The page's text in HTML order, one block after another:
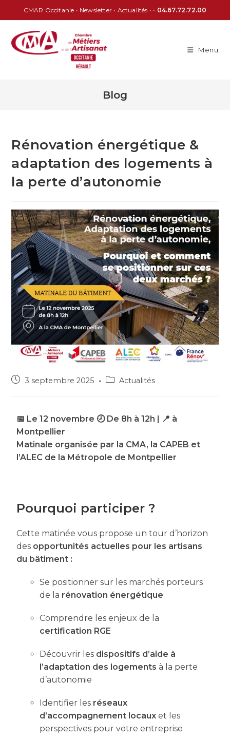
CMAR Occitanie • Newsletter • Actualités • • 04.67.72.72.00
Menu
Blog
Rénovation énergétique &
adaptation des logements à
la perte d’autonomie
3 septembre 2025 Actualités
📅 Le 12 novembre 🕗 De 8h à 12h | 📍 à
Montpellier
Matinale organisée par la CMA, la CAPEB et
l’ALEC de la Métropole de Montpellier
Pourquoi participer ?
Cette matinée vous propose un tour d’horizon
des opportunités actuelles pour les artisans
du bâtiment :
Se positionner sur les marchés porteurs
de la rénovation énergétique
Comprendre les enjeux de la
certification RGE
Découvrir les dispositifs d’aide à
l’adaptation des logements à la perte
d’autonomie
Identifier les réseaux
d’accompagnement locaux et les
perspectives pour votre entreprise